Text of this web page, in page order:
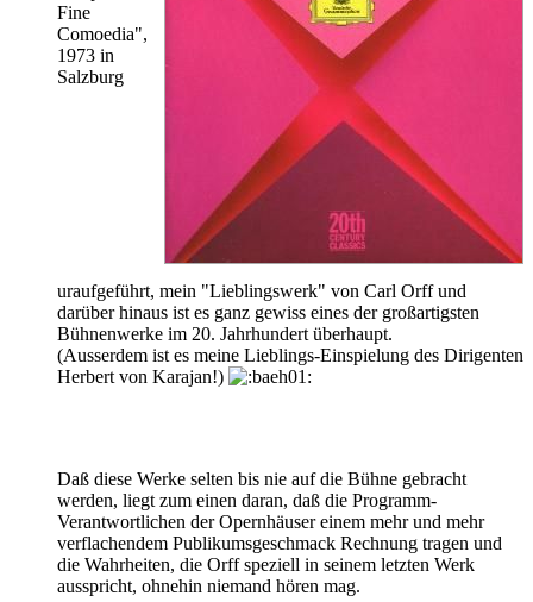
Fine
Comoedia",
1973 in
Salzburg
uraufgeführt, mein "Lieblingswerk" von Carl Orff und
darüber hinaus ist es ganz gewiss eines der großartigsten
Bühnenwerke im 20. Jahrhundert überhaupt.
(Ausserdem ist es meine Lieblings-Einspielung des Dirigenten
Herbert von Karajan!)
Daß diese Werke selten bis nie auf die Bühne gebracht
werden, liegt zum einen daran, daß die Programm-
Verantwortlichen der Opernhäuser einem mehr und mehr
verflachendem Publikumsgeschmack Rechnung tragen und
die Wahrheiten, die Orff speziell in seinem letzten Werk
ausspricht, ohnehin niemand hören mag.